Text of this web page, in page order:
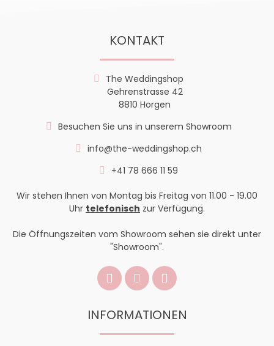
KONTAKT
The Weddingshop
Gehrenstrasse 42
8810 Horgen
Besuchen Sie uns in unserem Showroom
info@the-weddingshop.ch
+41 78 666 11 59
Wir stehen Ihnen von Montag bis Freitag von 11.00 - 19.00
Uhr telefonisch zur Verfügung.
Die Öffnungszeiten vom Showroom sehen sie direkt unter
"Showroom".
INFORMATIONEN